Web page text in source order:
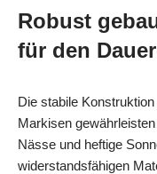
Robust
für den
Die stabile
Markisen
Nässe und heftige
widerstandsfähigen